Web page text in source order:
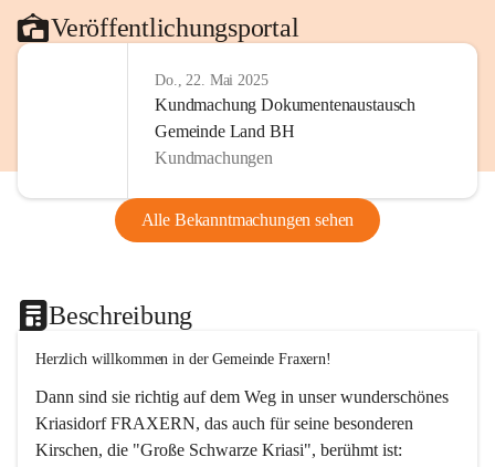
Veröffentlichungsportal
Do., 22. Mai 2025
Kundmachung Dokumentenaustausch
Gemeinde Land BH
Kundmachungen
Alle Bekanntmachungen sehen
Beschreibung
Herzlich willkommen in der Gemeinde Fraxern!
Dann sind sie richtig auf dem Weg in unser wunderschönes
Kriasidorf FRAXERN, das auch für seine besonderen
Kirschen, die "Große Schwarze Kriasi", berühmt ist: